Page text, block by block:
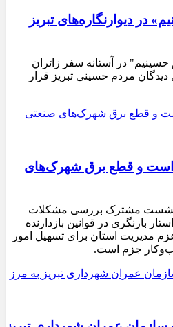
در دیوارنگاره‌های تبریز
در آستانه سفر زائران
دیدگان مردم حسینی تبریز قرار
است و قطع برق شهرک‌های
نشست مشترک بررسی مشکلات
بازنگری در قوانین بازدارنده
مدیریت استان برای تسهیل امور
جزم است.